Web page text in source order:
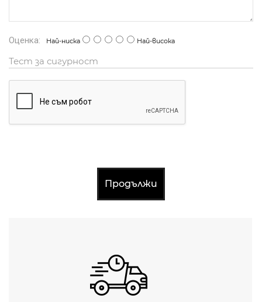
Оценка: Най-ниска Най-висока
Тест за сигурност
Продължи